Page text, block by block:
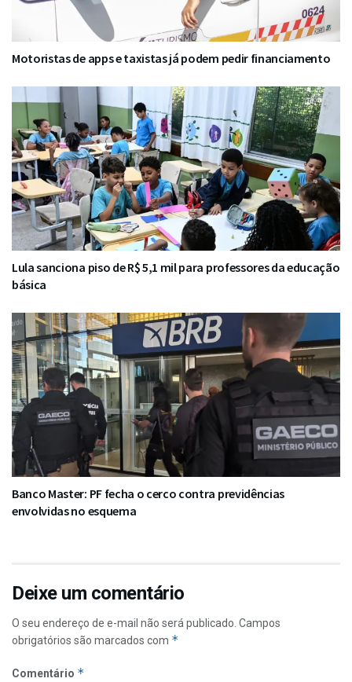
Motoristas de apps e taxistas já podem pedir financiamento
Lula sanciona piso de R$ 5,1 mil para professores da educação
básica
Banco Master: PF fecha o cerco contra previdências
envolvidas no esquema
Deixe um comentário
O seu endereço de e-mail não será publicado. Campos
obrigatórios são marcados com *
Comentário *